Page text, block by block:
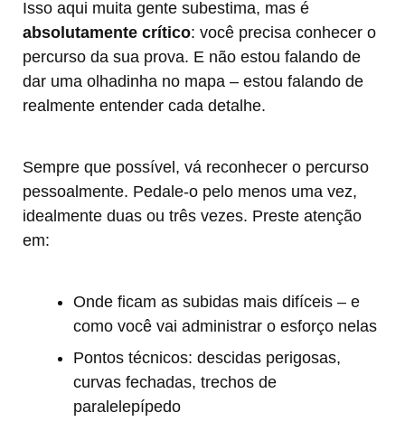
Isso aqui muita gente subestima, mas é
absolutamente crítico: você precisa conhecer o
percurso da sua prova. E não estou falando de
dar uma olhadinha no mapa – estou falando de
realmente entender cada detalhe.
Sempre que possível, vá reconhecer o percurso
pessoalmente. Pedale-o pelo menos uma vez,
idealmente duas ou três vezes. Preste atenção
em:
Onde ficam as subidas mais difíceis – e
como você vai administrar o esforço nelas
Pontos técnicos: descidas perigosas,
curvas fechadas, trechos de
paralelepípedo